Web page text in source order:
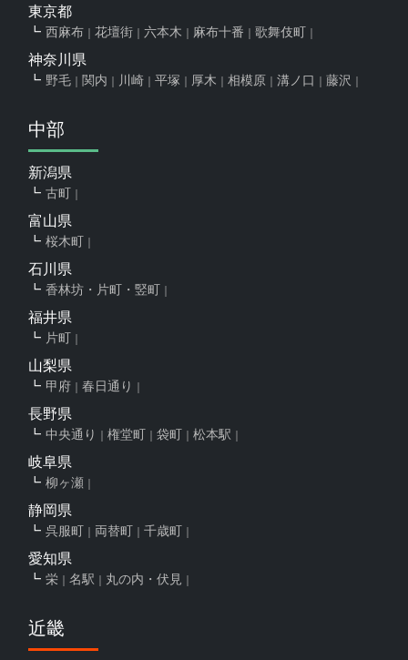
東京都
西麻布 花壇街 六本木 麻布十番 歌舞伎町
神奈川県
野毛 関内 川崎 平塚 厚木 相模原 溝ノ口 藤沢
中部
新潟県
古町
富山県
桜木町
石川県
香林坊・片町・竪町
福井県
片町
山梨県
甲府 春日通り
長野県
中央通り 権堂町 袋町 松本駅
岐阜県
柳ヶ瀬
静岡県
呉服町 両替町 千歳町
愛知県
栄 名駅 丸の内・伏見
近畿